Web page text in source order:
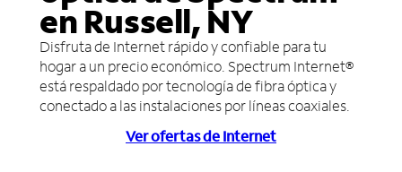
en Russell, NY
Disfruta de Internet rápido y confiable para tu
hogar a un precio económico. Spectrum Internet®
está respaldado por tecnología de fibra óptica y
conectado a las instalaciones por líneas coaxiales.
Ver ofertas de Internet